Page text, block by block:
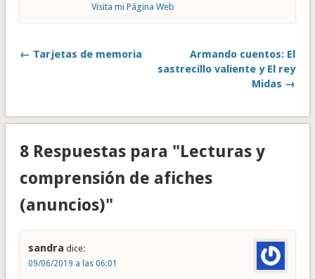
Visita mi Página Web
← Tarjetas de memoria
Armando cuentos: El
sastrecillo valiente y El rey
Midas →
8 Respuestas para "Lecturas y
comprensión de afiches
(anuncios)"
sandra dice:
09/06/2019 a las 06:01